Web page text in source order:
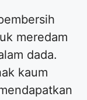
meredam
dada.
kaum